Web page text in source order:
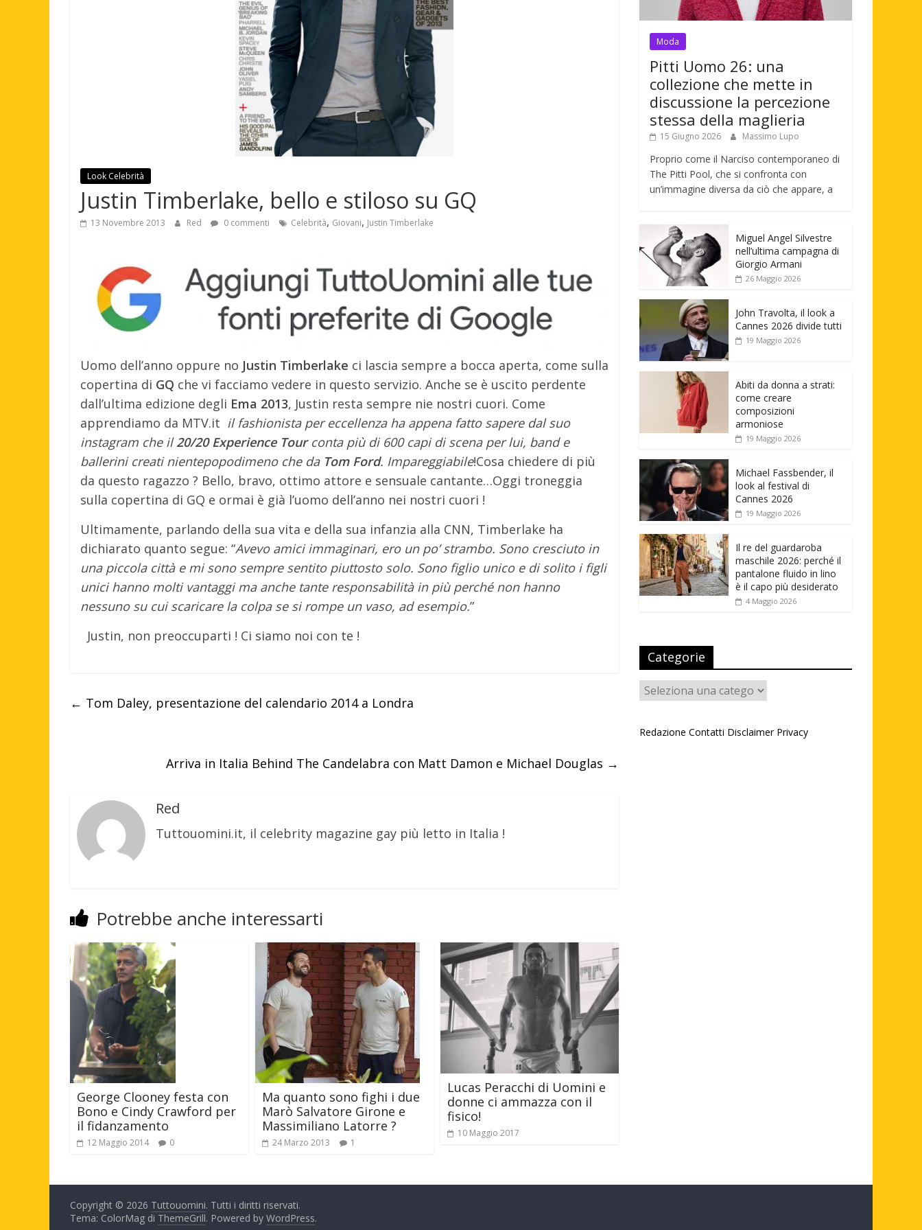
Look Celebrità
Justin Timberlake, bello e stiloso su GQ
13 Novembre 2013 Red 0 commenti Celebrità, Giovani, Justin Timberlake
Uomo dell’anno oppure no Justin Timberlake ci lascia sempre a bocca aperta, come sulla
copertina di GQ che vi facciamo vedere in questo servizio. Anche se è uscito perdente
dall’ultima edizione degli Ema 2013, Justin resta sempre nie nostri cuori. Come
apprendiamo da MTV.it il fashionista per eccellenza ha appena fatto sapere dal suo
instagram che il20/20 Experience Tourconta più di 600 capi di scena per lui, band e
ballerini creati nientepopodimeno che da Tom Ford. Impareggiabile!Cosa chiedere di più
da questo ragazzo ? Bello, bravo, ottimo attore e sensuale cantante…Oggi troneggia
sulla copertina di GQ e ormai è già l’uomo dell’anno nei nostri cuori !
Ultimamente, parlando della sua vita e della sua infanzia alla CNN, Timberlake ha
dichiarato quanto segue: “Avevo amici immaginari, ero un po’ strambo. Sono cresciuto in
una piccola città e mi sono sempre sentito piuttosto solo. Sono figlio unico e di solito i figli
unici hanno molti vantaggi ma anche tante responsabilità in più perché non hanno
nessuno su cui scaricare la colpa se si rompe un vaso, ad esempio.”
Justin, non preoccuparti ! Ci siamo noi con te !
← Tom Daley, presentazione del calendario 2014 a Londra
Arriva in Italia Behind The Candelabra con Matt Damon e Michael Douglas →
Red
Tuttouomini.it, il celebrity magazine gay più letto in Italia !
Potrebbe anche interessarti
George Clooney festa con
Bono e Cindy Crawford per
il fidanzamento
12 Maggio 2014 0
Ma quanto sono fighi i due
Marò Salvatore Girone e
Massimiliano Latorre ?
24 Marzo 2013 1
Lucas Peracchi di Uomini e
donne ci ammazza con il
fisico!
10 Maggio 2017
Moda
Pitti Uomo 26: una
collezione che mette in
discussione la percezione
stessa della maglieria
15 Giugno 2026 Massimo Lupo
Proprio come il Narciso contemporaneo di
The Pitti Pool, che si confronta con
un’immagine diversa da ciò che appare, a
Miguel Angel Silvestre
nell’ultima campagna di
Giorgio Armani
26 Maggio 2026
John Travolta, il look a
Cannes 2026 divide tutti
19 Maggio 2026
Abiti da donna a strati:
come creare
composizioni
armoniose
19 Maggio 2026
Michael Fassbender, il
look al festival di
Cannes 2026
19 Maggio 2026
Il re del guardaroba
maschile 2026: perché il
pantalone fluido in lino
è il capo più desiderato
4 Maggio 2026
Categorie
Categorie
Redazione Contatti Disclaimer Privacy
Copyright © 2026 Tuttouomini. Tutti i diritti riservati.
Tema: ColorMag di ThemeGrill. Powered by WordPress.